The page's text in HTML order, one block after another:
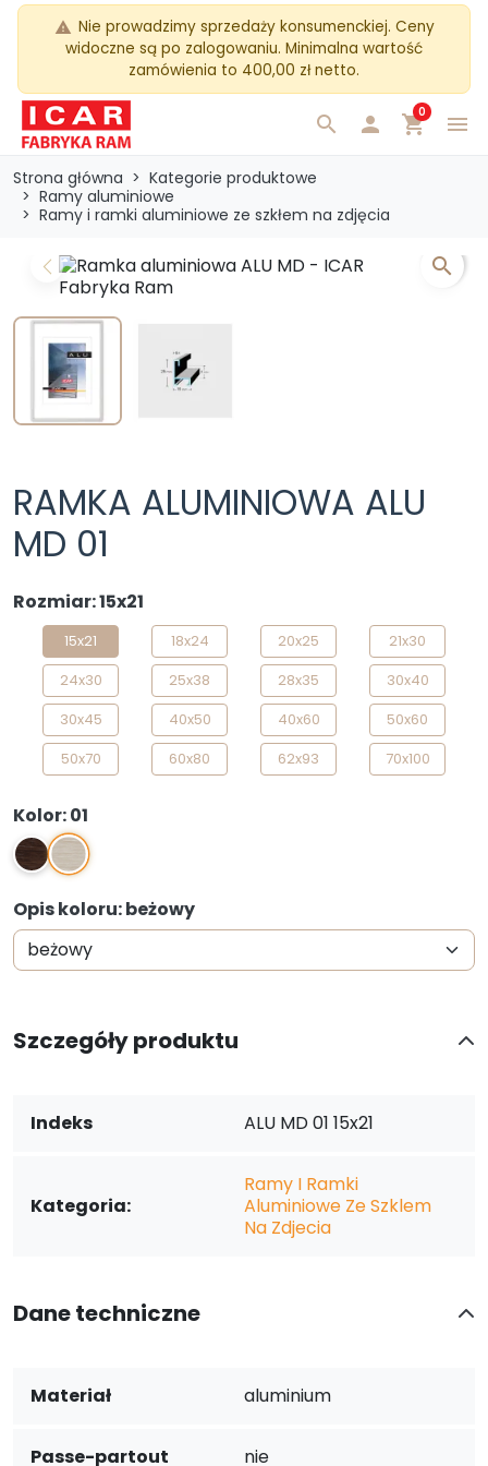
warning Nie prowadzimy sprzedaży konsumenckiej. Ceny
widoczne są po zalogowaniu. Minimalna wartość
zamówienia to 400,00 zł netto.
menu
search  shopping_cart
0
Strona główna
Kategorie produktowe
Ramy aluminiowe
Ramy i ramki aluminiowe ze szkłem na zdjęcia
Previous Next
search
RAMKA ALUMINIOWA ALU
MD 01
Rozmiar: 15x21
15x21 18x24 20x25
21x30
24x30
25x38 28x35
30x40
30x45
40x50 40x60
50x60
50x70
60x80 62x93 70x100
Kolor: 01
4
01
Opis koloru: beżowy
Szczegóły produktu
Indeks ALU MD 01 15x21
Kategoria:
Ramy I Ramki
Aluminiowe Ze Szklem
Na Zdjecia
Dane techniczne
Materiał aluminium
Passe-partout nie